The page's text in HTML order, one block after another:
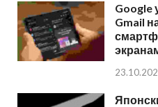
Google
Gmail